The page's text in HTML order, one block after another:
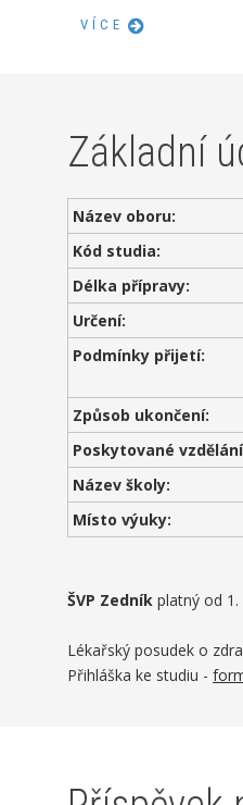
VÍCE
Základní
Název oboru:
Kód studia:
Délka přípravy:
Určení:
Podmínky přijetí:
Způsob ukončení:
Poskytované
Název školy:
Místo výuky:
ŠVP Zedník platný od 1.
Lékařský posudek o
Přihláška ke studiu -